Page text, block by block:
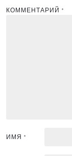
КОММЕНТАРИЙ *
ИМЯ *